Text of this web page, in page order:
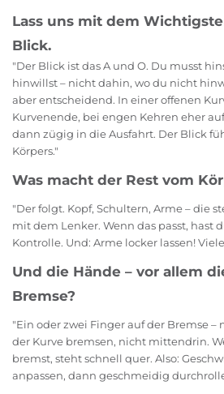
Lass uns mit dem
Blick.
"Der Blick ist das A und O. Du musst
hinwillst – nicht dahin, wo du nicht
aber entscheidend. In einer offenen
Kurvenende, bei engen Kehren eher
dann zügig in die Ausfahrt. Der Blick
Körpers."
Was macht der Rest vom
"Der folgt. Kopf, Schultern, Arme – die
mit dem Lenker. Wenn das passt, hast
Kontrolle. Und: Arme locker lassen!
Und die Hände – vor allem
Bremse?
"Ein oder zwei Finger auf der Bremse –
der Kurve bremsen, nicht mittendrin.
bremst, steht schnell quer. Also:
anpassen, dann geschmeidig